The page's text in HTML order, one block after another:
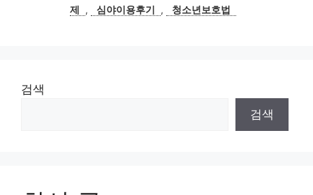
제
, 심야이용후기 , 청소년보호법
검색
검색